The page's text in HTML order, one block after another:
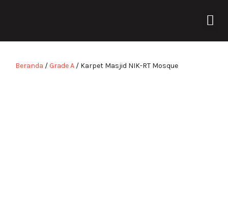
konten
Beranda /Grade A / Karpet Masjid NIK-RT Mosque